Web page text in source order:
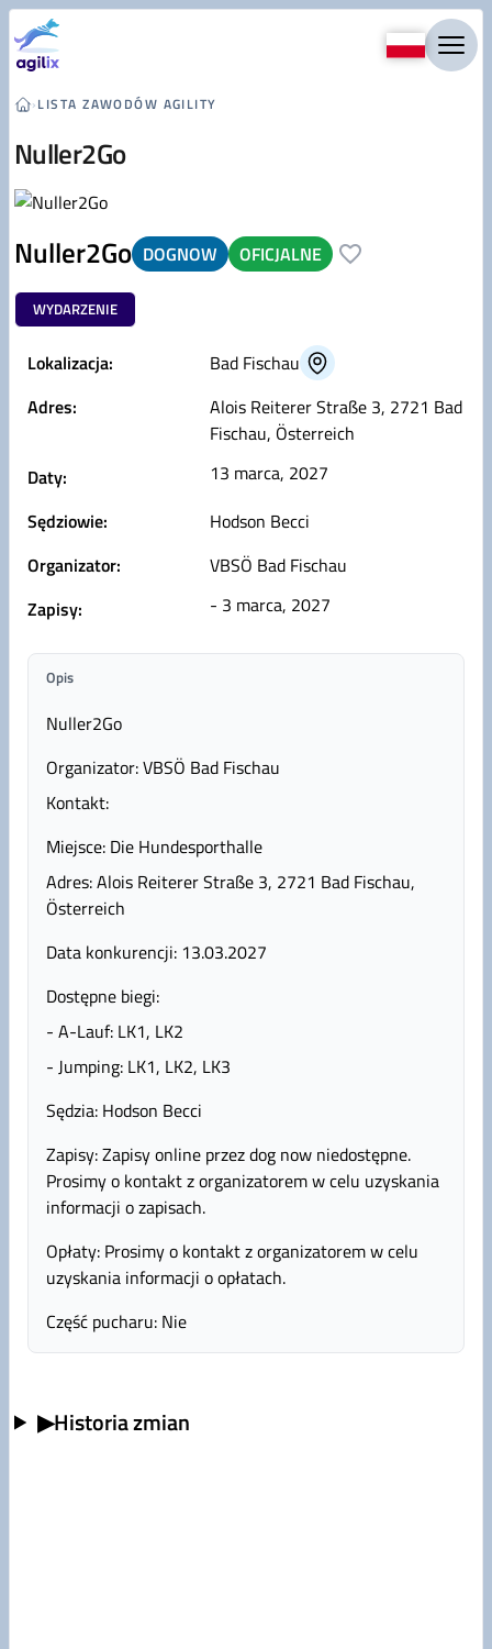
Przejdź do treści
›LISTA ZAWODÓW AGILITY
Nuller2Go
Nuller2Go DOGNOW OFICJALNE
WYDARZENIE
Lokalizacja:
Bad Fischau
Adres:
Alois Reiterer Straße 3, 2721 Bad
Fischau, Österreich
Daty:
13 marca, 2027
Sędziowie:
Hodson Becci
Organizator:
VBSÖ Bad Fischau
Zapisy:
- 3 marca, 2027
Opis
Nuller2Go
Organizator: VBSÖ Bad Fischau
Kontakt:
Miejsce: Die Hundesporthalle
Adres: Alois Reiterer Straße 3, 2721 Bad Fischau,
Österreich
Data konkurencji: 13.03.2027
Dostępne biegi:
- A-Lauf: LK1, LK2
- Jumping: LK1, LK2, LK3
Sędzia: Hodson Becci
Zapisy: Zapisy online przez dog now niedostępne.
Prosimy o kontakt z organizatorem w celu uzyskania
informacji o zapisach.
Opłaty: Prosimy o kontakt z organizatorem w celu
uzyskania informacji o opłatach.
Część pucharu: Nie
▶Historia zmian